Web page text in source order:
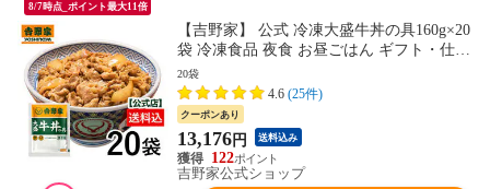
8/7時点_ポイント最大11倍
【吉野家】 公式 冷凍大盛牛丼の具160g×20
袋 冷凍食品 夜食 お昼ごはん ギフト・仕送
りにも！ 送料込み
20袋
4.6 (25件)
クーポンあり
13,176円 送料込み
122
吉野家公式ショップ